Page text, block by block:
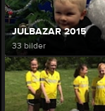
JULBAZAR 2015
33 bilder